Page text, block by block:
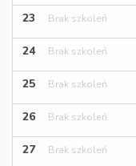
23 Brak szkoleń
24 Brak szkoleń
25 Brak szkoleń
26 Brak szkoleń
27 Brak szkoleń